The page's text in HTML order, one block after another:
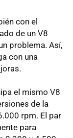
con el
de un V8
problema. Así,
con una
el mismo V8
de la
rpm. El par
para